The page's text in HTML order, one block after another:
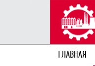
ГЛАВНАЯ